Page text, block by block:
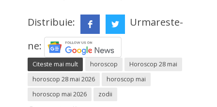
Distribuie:
Urmareste-
ne:
Citeste mai mult horoscop
Horoscop 28 mai
horoscop 28 mai 2026
horoscop mai
horoscop mai 2026
zodii